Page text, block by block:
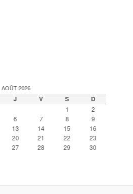
AOÛT 2026
J V S D
1
2
6 7 8
9
13 14 15
16
20 21 22
23
27 28 29
30